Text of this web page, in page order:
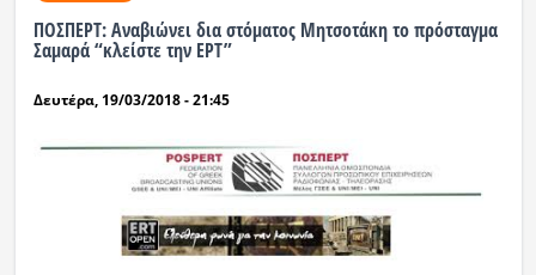
ΠΟΣΠΕΡΤ: Αναβιώνει δια στόματος Μητσοτάκη το πρόσταγμα
Σαμαρά “κλείστε την ΕΡΤ”
Δευτέρα, 19/03/2018 - 21:45